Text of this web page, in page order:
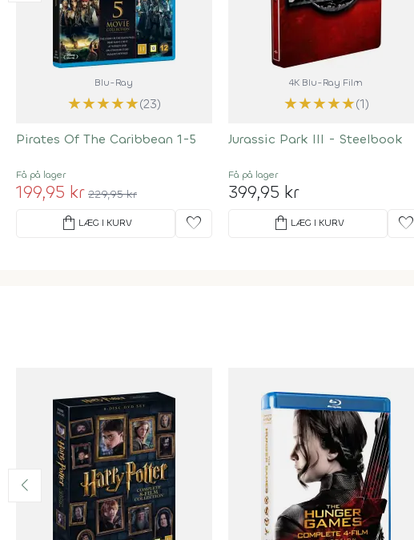
Blu-Ray
★★★★★(23)
Pirates Of The Caribbean 1-5
Få på lager
199,95 kr 229,95 kr
shopping_bag LÆG I KURV favorite
4K Blu-Ray Film
★★★★★(1)
Jurassic Park III - Steelbook
Få på lager
399,95 kr
shopping_bag LÆG I KURV favorite